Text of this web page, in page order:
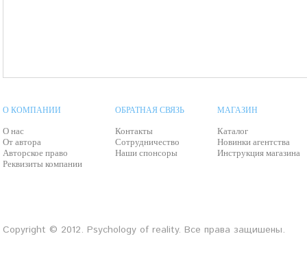
О КОМПАНИИ
О нас
От автора
Авторское право
Реквизиты компании
ОБРАТНАЯ СВЯЗЬ
Контакты
Сотрудничество
Наши спонсоры
МАГАЗИН
Каталог
Новинки агентства
Инструкция магазина
Copyright © 2012. Psychology of reality. Все права защишены.